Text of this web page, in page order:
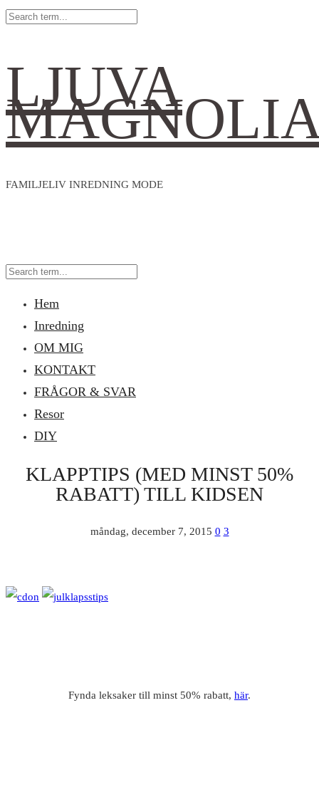
LJUVA
FAMILJELIV INREDNING MODE
Hem
Inredning
OM MIG
KONTAKT
FRÅGOR & SVAR
Resor
DIY
KLAPPTIPS (MED MINST 50%
RABATT) TILL KIDSEN
måndag, december 7, 2015 0 3
Fynda leksaker till minst 50% rabatt, här.